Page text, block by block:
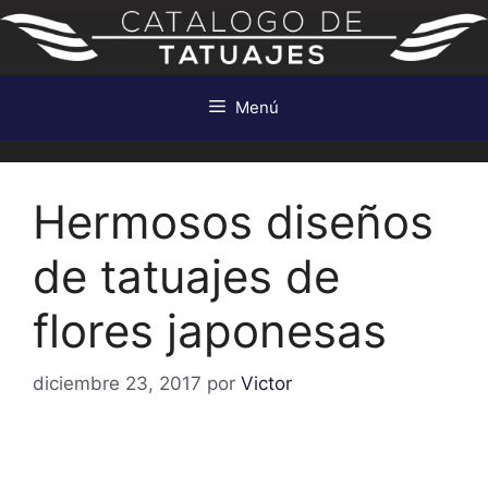
Saltar
contenido
Menú
Hermosos diseños
de tatuajes de
flores japonesas
diciembre 23, 2017 por Victor